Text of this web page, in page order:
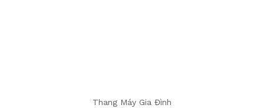
Thang Máy Gia Đình